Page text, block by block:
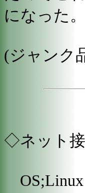
になった。
(ジャンク
◇ネット接